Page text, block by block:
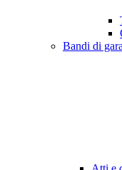
Bandi di